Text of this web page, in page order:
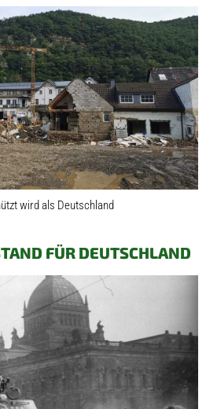
wird als Deutschland
FÜR DEUTSCHLAND